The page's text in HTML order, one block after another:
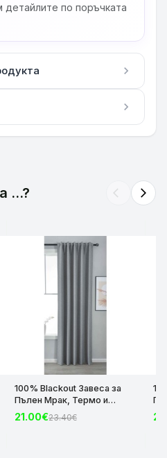
детайлите по поръчката
chevron_right
chevron_right
...? arrow_back_ios arrow_forward_ios
100% Blackout Завеса за
Пълен Мрак, Термо и
Шумоизолираща с коланче
цвят Сив, 175х140 и
21.00€23.40€